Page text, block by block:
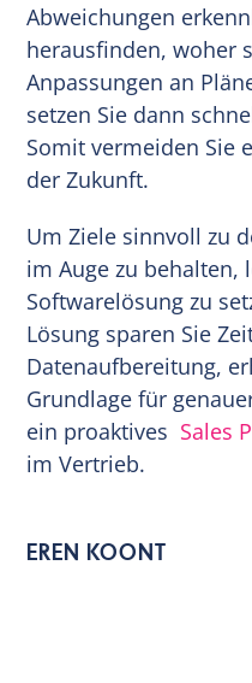
Abweichungen
herausfinden, woher
Anpassungen an
setzen Sie dann
Somit vermeiden Sie
der Zukunft.
Um Ziele sinnvoll zu
im Auge zu behalten,
Softwarelösung zu
Lösung sparen Sie
Datenaufbereitung,
Grundlage für
ein proaktives Sales
im Vertrieb.
EREN KOONT